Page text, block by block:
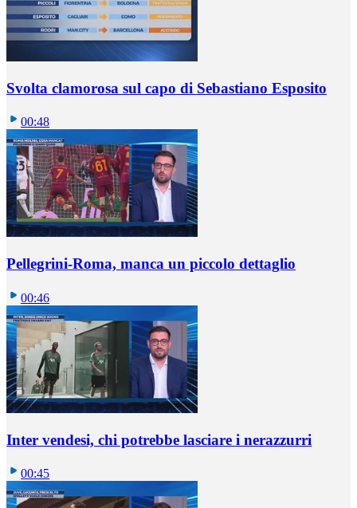
Svolta clamorosa sul capo di Sebastiano Esposito
00:48
Pellegrini-Roma, manca un piccolo dettaglio
00:46
Inter vendesi, chi potrebbe lasciare i nerazzurri
00:45